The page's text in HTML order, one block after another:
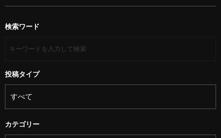
検索ワード
投稿タイプ
カテゴリー